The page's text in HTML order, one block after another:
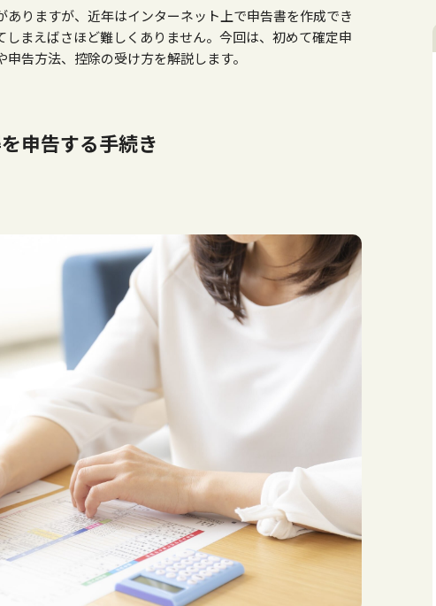
りますが、近年はインターネット上で申告書を作成でき
まえばさほど難しくありません。今回は、初めて確定申
告方法、控除の受け方を解説します。
申告する手続き